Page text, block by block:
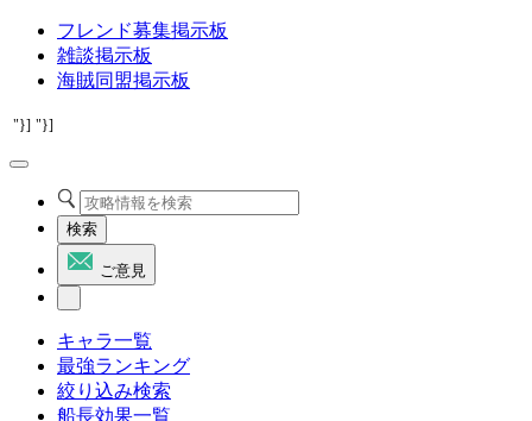
フレンド募集掲示板
雑談掲示板
海賊同盟掲示板
"}] "}]
検索
ご意見
キャラ一覧
最強ランキング
絞り込み検索
船長効果一覧